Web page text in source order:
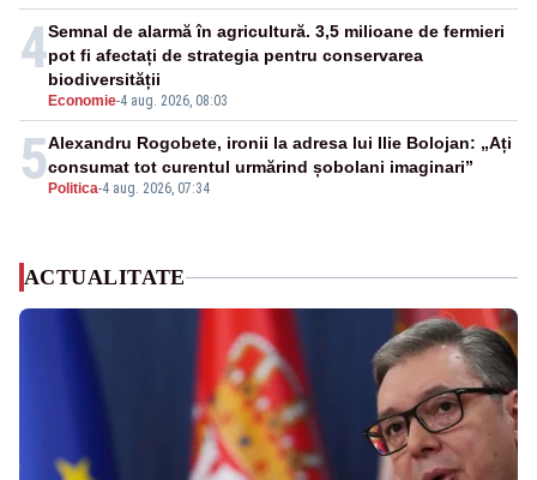
4
Economie-4 aug. 2026, 08:03
Semnal de alarmă în agricultură. 3,5 milioane de fermieri
pot fi afectați de strategia pentru conservarea
biodiversității
5 Politica-4 aug. 2026, 07:34
Alexandru Rogobete, ironii la adresa lui Ilie Bolojan: „Ați
consumat tot curentul urmărind șobolani imaginari”
ACTUALITATE